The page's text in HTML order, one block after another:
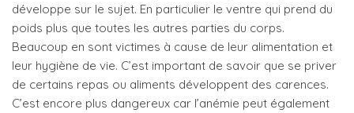
développe sur le sujet. En particulier le ventre qui prend du
poids plus que toutes les autres parties du corps.
Beaucoup en sont victimes à cause de leur alimentation et
leur hygiène de vie. C’est important de savoir que se priver
de certains repas ou aliments développent des carences.
C’est encore plus dangereux car l’anémie peut également